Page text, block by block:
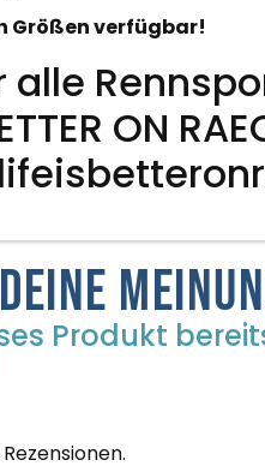
Größen verfügbar!
alle
ON
Produkt